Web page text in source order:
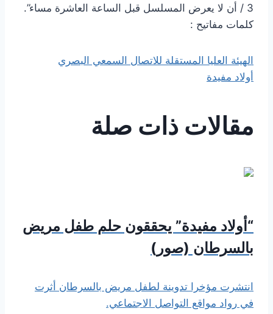
3 / أن لا يعرض المسلسل قبل الساعة العاشرة مساء”.
كلمات مفاتيح :
الهيئة العليا المستقلة للاتصال السمعي البصري
أولاد مفيدة
مقالات ذات صلة
“أولاد مفيدة” يحققون حلم طفل مريض
بالسرطان (صور)
انتشرت مؤخرا تدوينة لطفل مريض بالسرطان أثرت
في رواد مواقع التواصل الاجتماعي.